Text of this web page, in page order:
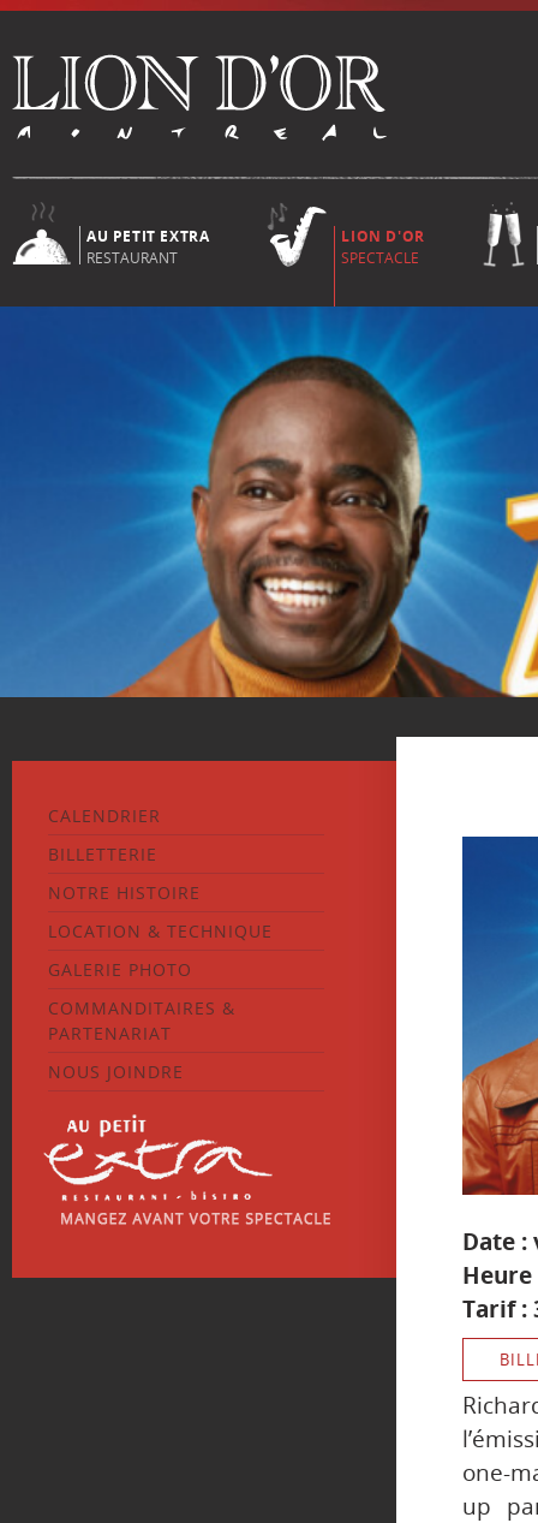
AU PETIT EXTRA
RESTAURANT
LION D'OR
SPECTACLE
CALENDRIER
BILLETTERIE
NOTRE HISTOIRE
LOCATION & TECHNIQUE
GALERIE PHOTO
COMMANDITAIRES &
PARTENARIAT
NOUS JOINDRE
Date :
Heure
Tarif :
one-
up